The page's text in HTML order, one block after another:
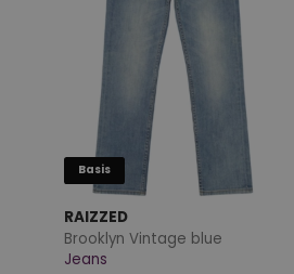
Basis
RAIZZED
Brooklyn Vintage blue
Jeans